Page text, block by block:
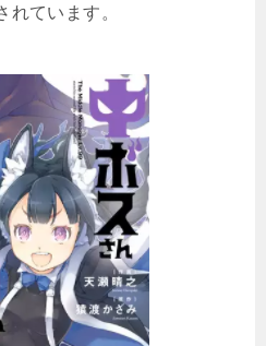
ています。